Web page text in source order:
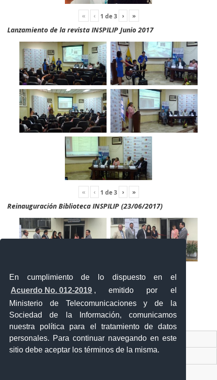
En cumplimiento de lo dispuesto en el
Acuerdo No. 012-2019 , emitido por el
Ministerio de Telecomunicaciones y de la
Sociedad de la Información, comunicamos
nuestra política para el tratamiento de datos
personales. Para continuar navegando en este
sitio debe aceptar los términos de la misma.
« ‹ 1 de3 › »
Lanzamiento de la revista INSPILIP Junio 2017
« ‹ 1 de3 › »
Reinauguración Biblioteca INSPILIP (23/06/2017)
Contacto Ciudadano Digital